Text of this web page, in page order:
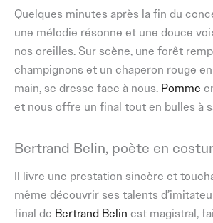
Quelques minutes après la fin du
une mélodie résonne et une douce
nos oreilles. Sur scène, une forêt
champignons et un chaperon rouge
main, se dresse face à nous. Pomme
et nous offre un final tout en bulles à
Bertrand Belin, poète en
Il livre une prestation sincère et
même découvrir ses talents
final de Bertrand Belin est magistral,